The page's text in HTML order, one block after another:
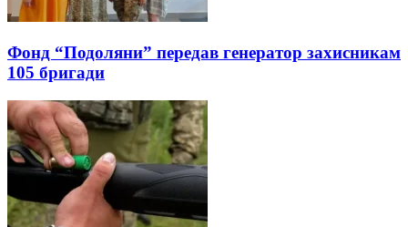
Фонд “Подоляни” передав генератор захисникам
105 бригади